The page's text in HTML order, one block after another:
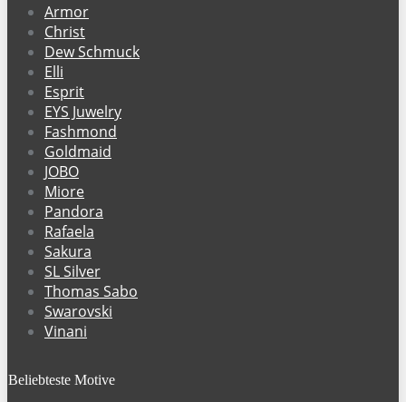
Armor
Christ
Dew Schmuck
Elli
Esprit
EYS Juwelry
Fashmond
Goldmaid
JOBO
Miore
Pandora
Rafaela
Sakura
SL Silver
Thomas Sabo
Swarovski
Vinani
Beliebteste Motive